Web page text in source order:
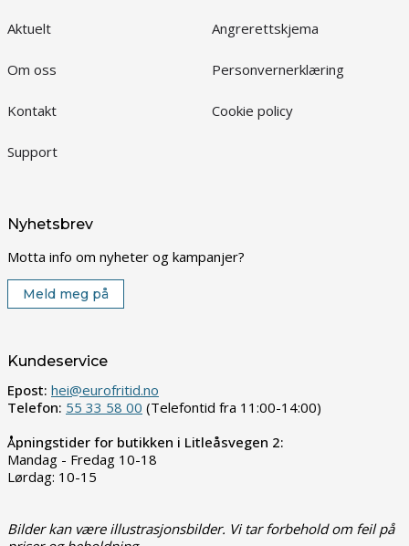
Aktuelt
Om oss
Kontakt
Support
Angrerettskjema
Personvernerklæring
Cookie policy
Nyhetsbrev
Motta info om nyheter og kampanjer?
Meld meg på
Kundeservice
Epost: hei@eurofritid.no
Telefon: 55 33 58 00 (Telefontid fra 11:00-14:00)
Åpningstider for butikken i Litleåsvegen 2:
Mandag - Fredag 10-18
Lørdag: 10-15
Bilder kan være illustrasjonsbilder. Vi tar forbehold om feil på